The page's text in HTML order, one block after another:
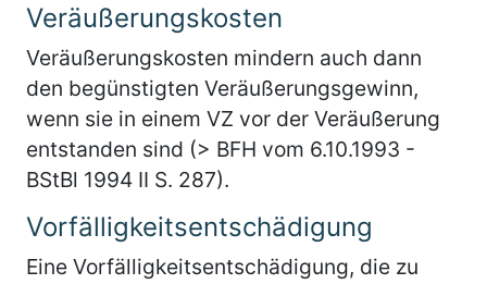
Veräußerungskosten
Veräußerungskosten mindern auch dann
den begünstigten Veräußerungsgewinn,
wenn sie in einem VZ vor der Veräußerung
entstanden sind (> BFH vom 6.10.1993 -
BStBl 1994 II S. 287).
Vorfälligkeitsentschädigung
Eine Vorfälligkeitsentschädigung, die zu